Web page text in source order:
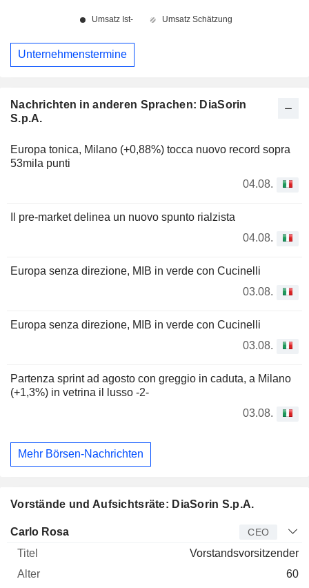
Nachrichten in anderen Sprachen: DiaSorin
S.p.A.
Europa tonica, Milano (+0,88%) tocca nuovo record sopra
53mila punti
04.08.
Il pre-market delinea un nuovo spunto rialzista
04.08.
Europa senza direzione, MIB in verde con Cucinelli
03.08.
Europa senza direzione, MIB in verde con Cucinelli
03.08.
Partenza sprint ad agosto con greggio in caduta, a Milano
(+1,3%) in vetrina il lusso -2-
03.08.
Mehr Börsen-Nachrichten
Vorstände und Aufsichtsräte: DiaSorin S.p.A.
Manager Titel
Carlo Rosa CEO
Vorstandsvorsitzender
60
Unternehmenstermine